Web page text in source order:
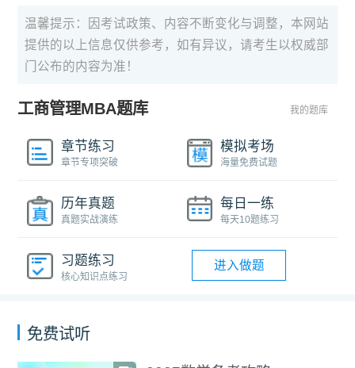
温馨提示：因考试政策、内容不断变化与调整，本网站
提供的以上信息仅供参考，如有异议，请考生以权威部
门公布的内容为准！
工商管理MBA题库 我的题库
章节练习
章节专项突破
模拟考场
海量免费试题
历年真题
真题实战演练
每日一练
每天10题练习
习题练习
核心知识点练习
进入做题
免费试听